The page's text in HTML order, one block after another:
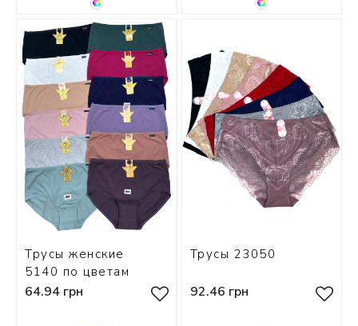
Трусы женские
5140 по цветам
64.94 грн
Трусы 23050
92.46 грн